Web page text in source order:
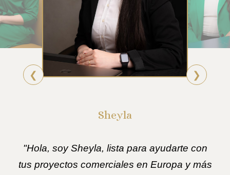
❮ ❯
Sheyla
"Hola, soy Sheyla, lista para ayudarte con
tus proyectos comerciales en Europa y más